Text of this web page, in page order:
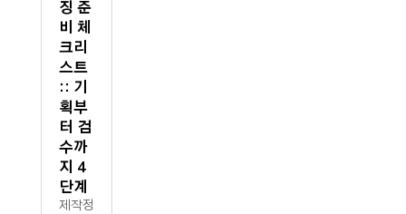
징 준
비 체
크리
스트
:: 기
획부
터 검
수까
지 4
단계
제작정